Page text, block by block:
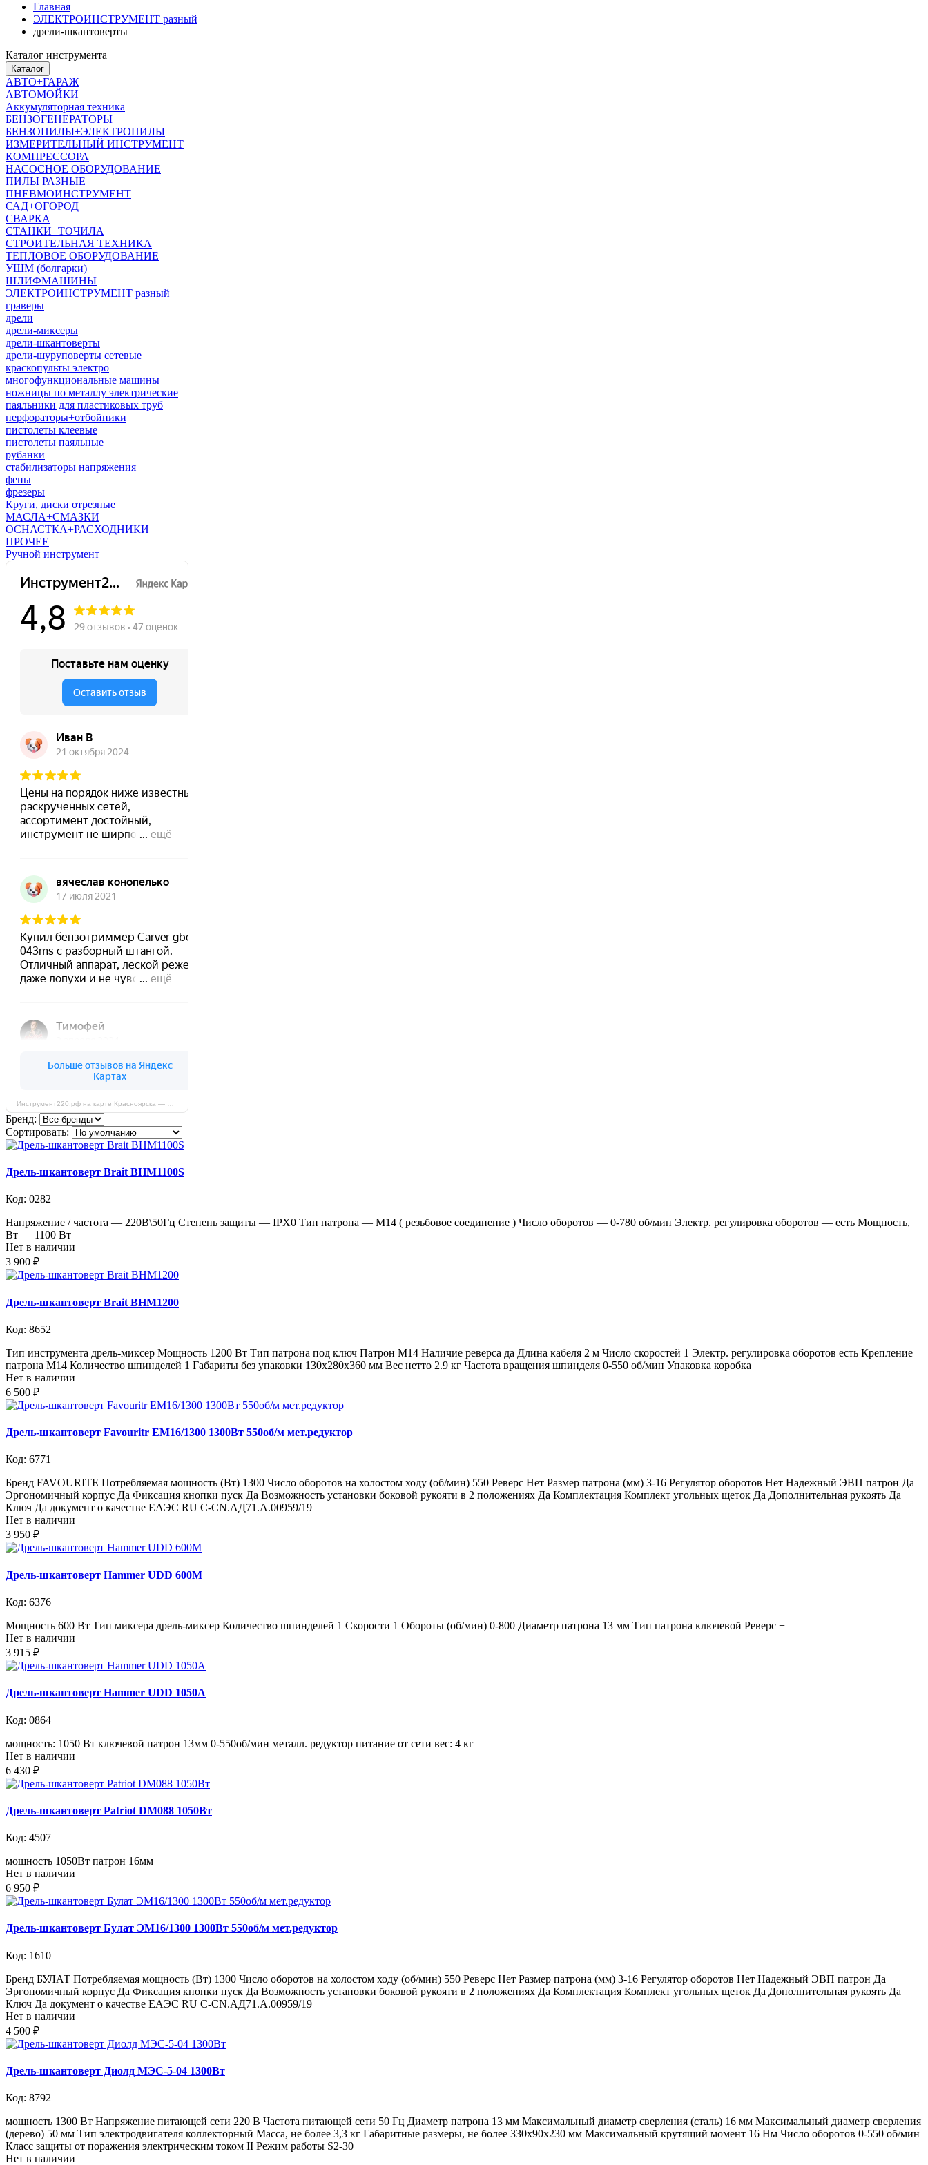
Главная
ЭЛЕКТРОИНСТРУМЕНТ разный
дрели-шкантоверты
Каталог инструмента
Каталог
АВТО+ГАРАЖ
АВТОМОЙКИ
Аккумуляторная техника
БЕНЗОГЕНЕРАТОРЫ
БЕНЗОПИЛЫ+ЭЛЕКТРОПИЛЫ
ИЗМЕРИТЕЛЬНЫЙ ИНСТРУМЕНТ
КОМПРЕССОРА
НАСОСНОЕ ОБОРУДОВАНИЕ
ПИЛЫ РАЗНЫЕ
ПНЕВМОИНСТРУМЕНТ
САД+ОГОРОД
СВАРКА
СТАНКИ+ТОЧИЛА
СТРОИТЕЛЬНАЯ ТЕХНИКА
ТЕПЛОВОЕ ОБОРУДОВАНИЕ
УШМ (болгарки)
ШЛИФМАШИНЫ
ЭЛЕКТРОИНСТРУМЕНТ разный
граверы
дрели
дрели-миксеры
дрели-шкантоверты
дрели-шуруповерты сетевые
краскопульты электро
многофункциональные машины
ножницы по металлу электрические
паяльники для пластиковых труб
перфораторы+отбойники
пистолеты клеевые
пистолеты паяльные
рубанки
стабилизаторы напряжения
фены
фрезеры
Круги, диски отрезные
МАСЛА+СМАЗКИ
ОСНАСТКА+РАСХОДНИКИ
ПРОЧЕЕ
Ручной инструмент
Бренд:
Сортировать:
Дрель-шкантоверт Brait BHM1100S
Код: 0282
Напряжение / частота — 220В\50Гц Степень защиты — IPX0 Тип патрона — М14 ( резьбовое соединение ) Число оборотов — 0-780 об/мин Электр. регулировка оборотов — есть Мощность,
Вт — 1100 Вт
Нет в наличии
3 900 ₽
Дрель-шкантоверт Brait BHM1200
Код: 8652
Тип инструмента дрель-миксер Мощность 1200 Вт Тип патрона под ключ Патрон М14 Наличие реверса да Длина кабеля 2 м Число скоростей 1 Электр. регулировка оборотов есть Крепление
патрона М14 Количество шпинделей 1 Габариты без упаковки 130х280х360 мм Вес нетто 2.9 кг Частота вращения шпинделя 0-550 об/мин Упаковка коробка
Нет в наличии
6 500 ₽
Дрель-шкантоверт Favouritr EM16/1300 1300Вт 550об/м мет.редуктор
Код: 6771
Бренд FAVOURITE Потребляемая мощность (Вт) 1300 Число оборотов на холостом ходу (об/мин) 550 Реверс Нет Размер патрона (мм) 3-16 Регулятор оборотов Нет Надежный ЭВП патрон Да
Эргономичный корпус Да Фиксация кнопки пуск Да Возможность установки боковой рукояти в 2 положениях Да Комплектация Комплект угольных щеток Да Дополнительная рукоять Да
Ключ Да документ о качестве ЕАЭС RU C-CN.АД71.А.00959/19
Нет в наличии
3 950 ₽
Дрель-шкантоверт Hammer UDD 600М
Код: 6376
Мощность 600 Вт Тип миксера дрель-миксер Количество шпинделей 1 Скорости 1 Обороты (об/мин) 0-800 Диаметр патрона 13 мм Тип патрона ключевой Реверс +
Нет в наличии
3 915 ₽
Дрель-шкантоверт Hammer UDD 1050А
Код: 0864
мощность: 1050 Вт ключевой патрон 13мм 0-550об/мин металл. редуктор питание от сети вес: 4 кг
Нет в наличии
6 430 ₽
Дрель-шкантоверт Patriot DM088 1050Вт
Код: 4507
мощность 1050Вт патрон 16мм
Нет в наличии
6 950 ₽
Дрель-шкантоверт Булат ЭМ16/1300 1300Вт 550об/м мет.редуктор
Код: 1610
Бренд БУЛАТ Потребляемая мощность (Вт) 1300 Число оборотов на холостом ходу (об/мин) 550 Реверс Нет Размер патрона (мм) 3-16 Регулятор оборотов Нет Надежный ЭВП патрон Да
Эргономичный корпус Да Фиксация кнопки пуск Да Возможность установки боковой рукояти в 2 положениях Да Комплектация Комплект угольных щеток Да Дополнительная рукоять Да
Ключ Да документ о качестве ЕАЭС RU C-CN.АД71.А.00959/19
Нет в наличии
4 500 ₽
Дрель-шкантоверт Диолд МЭС-5-04 1300Вт
Код: 8792
мощность 1300 Вт Напряжение питающей сети 220 В Частота питающей сети 50 Гц Диаметр патрона 13 мм Максимальный диаметр сверления (сталь) 16 мм Максимальный диаметр сверления
(дерево) 50 мм Тип электродвигателя коллекторный Масса, не более 3,3 кг Габаритные размеры, не более 330х90х230 мм Максимальный крутящий момент 16 Нм Число оборотов 0-550 об/мин
Класс защиты от поражения электрическим током II Режим работы S2-30
Нет в наличии